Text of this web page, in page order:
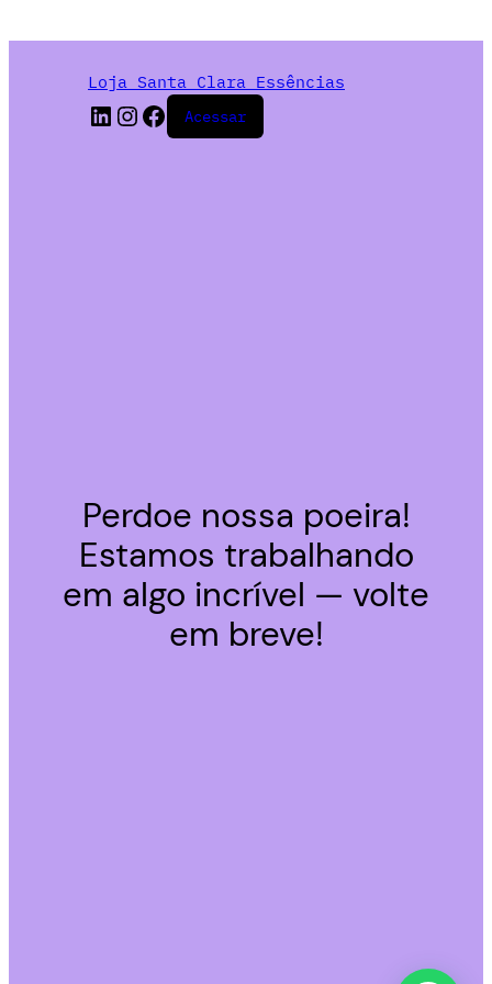
Loja Santa Clara Essências
Acessar
Perdoe nossa poeira!
Estamos trabalhando
em algo incrível — volte
em breve!